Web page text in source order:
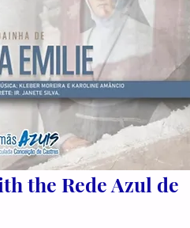
the Rede Azul de